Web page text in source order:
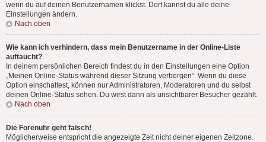
wenn du auf deinen Benutzernamen klickst. Dort kannst du alle deine
Einstellungen ändern.
Nach oben
Wie kann ich verhindern, dass mein Benutzername in der Online-Liste
auftaucht?
In deinem persönlichen Bereich findest du in den Einstellungen eine Option
„Meinen Online-Status während dieser Sitzung verbergen“. Wenn du diese
Option einschaltest, können nur Administratoren, Moderatoren und du selbst
deinen Online-Status sehen. Du wirst dann als unsichtbarer Besucher gezählt.
Nach oben
Die Forenuhr geht falsch!
Möglicherweise entspricht die angezeigte Zeit nicht deiner eigenen Zeitzone.